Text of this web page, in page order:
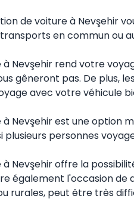
de voiture à Nevşehir
en commun ou
Nevşehir rend votre
gêneront pas. De plus,
avec votre véhicule
à Nevşehir est une
personnes
Nevşehir offre la
également l'occasion de
rurales, peut être très